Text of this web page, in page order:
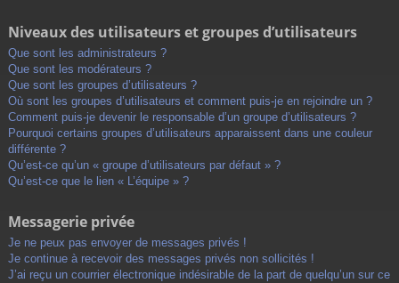
Niveaux des utilisateurs et groupes d’utilisateurs
Que sont les administrateurs ?
Que sont les modérateurs ?
Que sont les groupes d’utilisateurs ?
Où sont les groupes d’utilisateurs et comment puis-je en rejoindre un ?
Comment puis-je devenir le responsable d’un groupe d’utilisateurs ?
Pourquoi certains groupes d’utilisateurs apparaissent dans une couleur
différente ?
Qu’est-ce qu’un « groupe d’utilisateurs par défaut » ?
Qu’est-ce que le lien « L’équipe » ?
Messagerie privée
Je ne peux pas envoyer de messages privés !
Je continue à recevoir des messages privés non sollicités !
J’ai reçu un courrier électronique indésirable de la part de quelqu’un sur ce